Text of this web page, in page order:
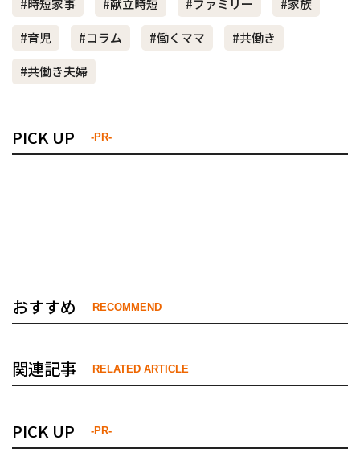
#時短家事 #献立時短 #ファミリー
#家族
#育児
#コラム #働くママ
#共働き
#共働き夫婦
PICK UP -PR-
おすすめ RECOMMEND
関連記事 RELATED ARTICLE
PICK UP -PR-